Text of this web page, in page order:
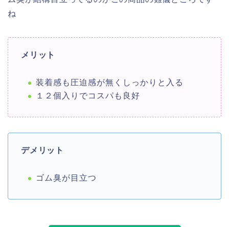
ね
メリット
装着感も圧迫感が無くしっかりと入る
１２個入りでコスパも良好
デメリット
ゴム臭が目立つ